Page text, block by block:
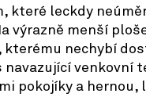
které leckdy
výrazně menší
kterému nechybí
navazující venkovní
pokojíky a hernou,